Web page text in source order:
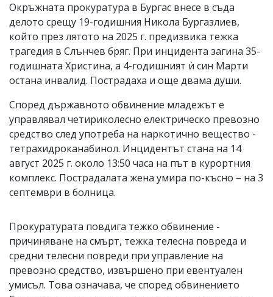
Окръжната прокуратура в Бургас внесе в съда
делото срещу 19-годишния Никола Бургазлиев,
който през лятото на 2025 г. предизвика тежка
трагедия в Слънчев бряг. При инцидента загина 35-
годишната Христина, а 4-годишният ѝ син Марти
остана инвалид. Пострадаха и още двама души.
Според държавното обвинение младежът е
управлявал четириколесно електрическо превозно
средство след употреба на наркотично вещество -
тетрахидроканабинол. Инцидентът стана на 14
август 2025 г. около 13:50 часа на път в курортния
комплекс. Пострадалата жена умира по-късно – на 3
септември в болница.
Прокуратурата повдига тежко обвинение -
причиняване на смърт, тежка телесна повреда и
средни телесни повреди при управление на
превозно средство, извършено при евентуален
умисъл. Това означава, че според обвинението